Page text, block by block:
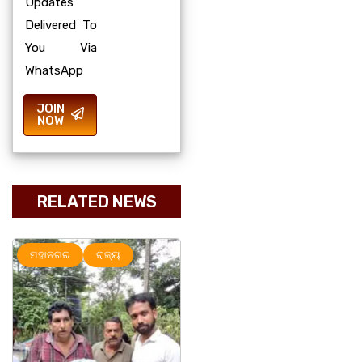
Delivered To
You Via
WhatsApp
JOIN
NOW
RELATED NEWS
ମହାନଗର ରାଜ୍ୟ